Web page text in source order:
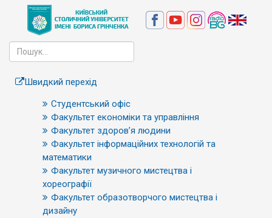
Швидкий перехід
Студентський офіс
Факультет економіки та управління
Факультет здоров’я людини
Факультет інформаційних технологій та
математики
Факультет музичного мистецтва і
хореографії
Факультет образотворчого мистецтва і
дизайну